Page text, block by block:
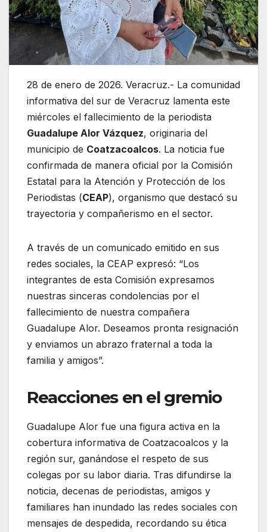
28 de enero de 2026. Veracruz.- La comunidad
informativa del sur de Veracruz lamenta este
miércoles el fallecimiento de la periodista
Guadalupe Alor Vázquez, originaria del
municipio de Coatzacoalcos. La noticia fue
confirmada de manera oficial por la Comisión
Estatal para la Atención y Protección de los
Periodistas (CEAP), organismo que destacó su
trayectoria y compañerismo en el sector.
A través de un comunicado emitido en sus
redes sociales, la CEAP expresó: “Los
integrantes de esta Comisión expresamos
nuestras sinceras condolencias por el
fallecimiento de nuestra compañera
Guadalupe Alor. Deseamos pronta resignación
y enviamos un abrazo fraternal a toda la
familia y amigos”.
Reacciones en el gremio
Guadalupe Alor fue una figura activa en la
cobertura informativa de Coatzacoalcos y la
región sur, ganándose el respeto de sus
colegas por su labor diaria. Tras difundirse la
noticia, decenas de periodistas, amigos y
familiares han inundado las redes sociales con
mensajes de despedida, recordando su ética